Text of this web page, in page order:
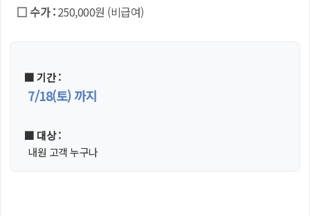
□ 수가 :250,000원 (비급여)
■ 기간 :
7/18(토) 까지
■ 대상 :
내원 고객 누구나